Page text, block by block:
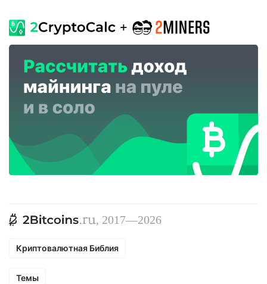
, 2017—2026
Криптовалютная Библия
Темы